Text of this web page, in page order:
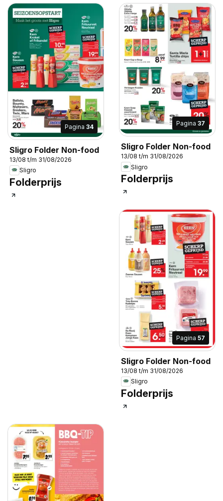
Pagina 34
Sligro Folder Non-food
13/08 t/m 31/08/2026
Sligro
Folderprijs
Pagina 37
Sligro Folder Non-food
13/08 t/m 31/08/2026
Sligro
Folderprijs
Pagina 57
Sligro Folder Non-food
13/08 t/m 31/08/2026
Sligro
Folderprijs